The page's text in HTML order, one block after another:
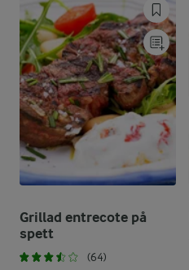
Grillad entrecote på
spett
(64)